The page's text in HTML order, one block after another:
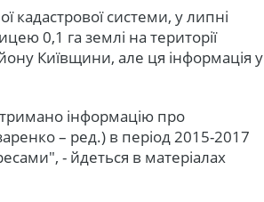
кадастрової системи, у липні
0,1 га землі на території
Київщини, але ця інформація у
інформацію про
– ред.) в період 2015-2017
- йдеться в матеріалах